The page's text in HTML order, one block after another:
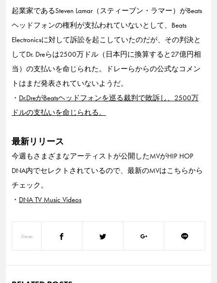
起業家であるSteven Lamar（スティーブン・ラマー）がBeats
ヘッドフォンの権利が支払われていないとして、Beats
Electronicsに対して訴訟を起こしていたのだが、その判決と
してDr. Dreらは2500万ドル（日本円に換算すると27億円相
当）の支払いを命じられた。ドレーらからの公式なコメン
トはまだ発表されていないようだ。
・ Dr.DreがBeatsヘッドフォンを巡る裁判で敗訴し、2500万
ドルの支払いを命じられる。
最新リリース
今週もさまざまなアーティストが公開したMVがHIP HOP
DNA内でセレクトされているので、最新のMVはこちらから
チェック。
・ DNA TV Music Videos
Shares